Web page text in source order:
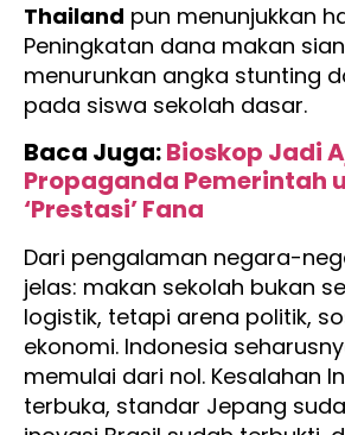
Thailand pun menunjukkan
Peningkatan dana makan
menurunkan angka stunting
pada siswa sekolah dasar.
Baca Juga:Bioskop Jadi
Propaganda Pemerintah
‘Prestasi’ Fana
Dari pengalaman negara-
jelas: makan sekolah bukan
logistik, tetapi arena politik,
ekonomi. Indonesia
memulai dari nol. Kesalahan
terbuka, standar Jepang